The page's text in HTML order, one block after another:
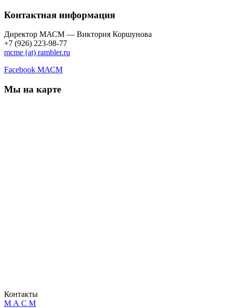
Контактная информация
Директор МАСМ — Виктория Коршунова
+7 (926) 223-98-77
mcme (at) rambler.ru
Facebook МАСМ
Мы на карте
Контакты
М А С М